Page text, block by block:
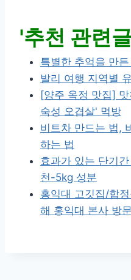
'추천 관련
특별한 추억을 만
발리 여행 지역별
[양주 옥정 맛집]
숙성 오겹살' 먹방
비트차 만드는 법,
하는 법
효과가 있는 단기
천-5kg 성분
홍익대 고깃집/합
해 홍익대 본사 방문